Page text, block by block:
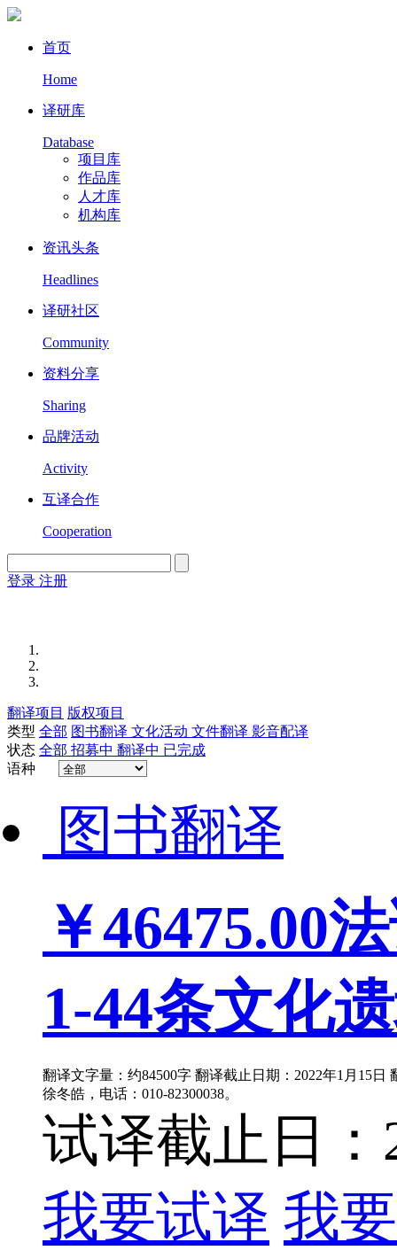
首页
Home
译研库
Database
项目库
作品库
人才库
机构库
资讯头条
Headlines
译研社区
Community
资料分享
Sharing
品牌活动
Activity
互译合作
Cooperation
登录 注册
翻译项目 版权项目
类型 全部 图书翻译 文化活动 文件翻译 影音配译
状态 全部 招募中 翻译中 已完成
语种
图书翻译
￥46475.00
1-44条文化
翻译文字量：约84500字 翻译截止日期：2022年1月15
徐冬皓，电话：010-82300038。
试译截止日：
我要试译 我